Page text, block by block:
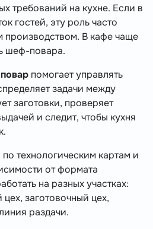
требований на кухне. Если в
гостей, эту роль часто
В кафе чаще
шеф-повара.
помогает управлять
задачи между
заготовки, проверяет
и следит, чтобы кухня
технологическим картам и
от формата
на разных участках:
заготовочный цех,
раздачи.